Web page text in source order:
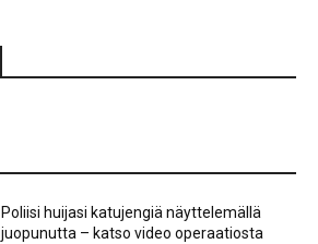
Poliisi huijasi katujengiä näyttelemällä
juopunutta – katso video operaatiosta